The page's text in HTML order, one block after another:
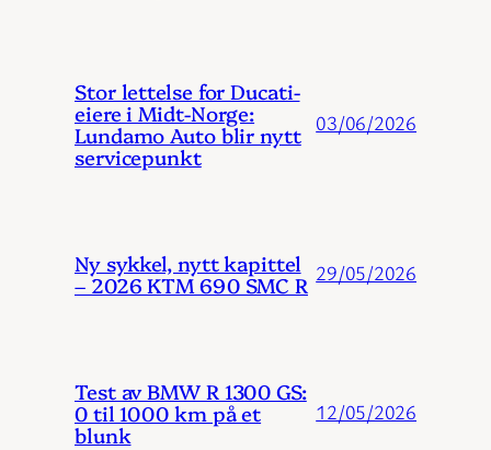
Stor lettelse for Ducati-
eiere i Midt-Norge:
Lundamo Auto blir nytt
servicepunkt
03/06/2026
Ny sykkel, nytt kapittel
– 2026 KTM 690 SMC R 29/05/2026
Test av BMW R 1300 GS:
0 til 1000 km på et
blunk
12/05/2026